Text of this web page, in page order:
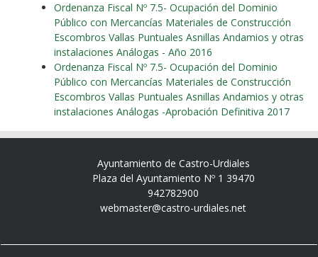
Ordenanza Fiscal Nº 7.5- Ocupación del Dominio
Público con Mercancías Materiales de Construcción
Escombros Vallas Puntuales Asnillas Andamios y otras
instalaciones Análogas - Año 2016
Ordenanza Fiscal Nº 7.5- Ocupación del Dominio
Público con Mercancías Materiales de Construcción
Escombros Vallas Puntuales Asnillas Andamios y otras
instalaciones Análogas -Aprobación Definitiva 2017
Ayuntamiento de Castro-Urdiales
Plaza del Ayuntamiento Nº 1 39470
942782900
webmaster@castro-urdiales.net